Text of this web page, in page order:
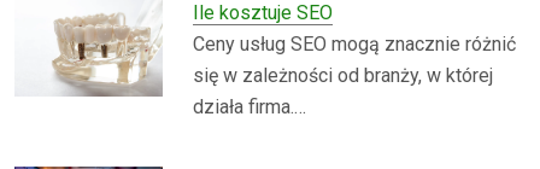
Ile kosztuje SEO
Ceny usług SEO mogą znacznie różnić
się w zależności od branży, w której
działa firma.…